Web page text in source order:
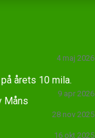
4 maj 2026
årets 10 mila.
9 apr 2026
Måns
28 nov 2025
16 okt 2025